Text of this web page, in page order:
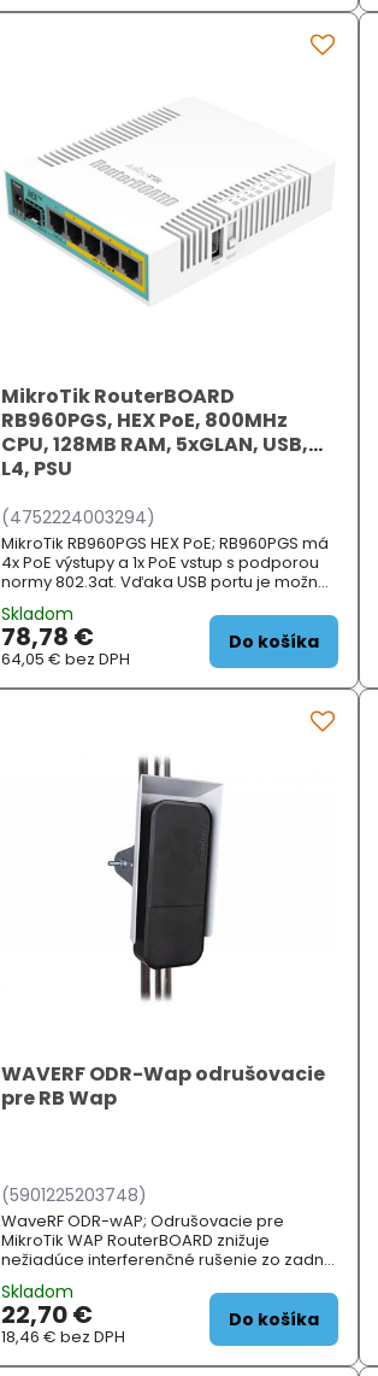
MikroTik RouterBOARD
RB960PGS, HEX PoE, 800MHz
CPU, 128MB RAM, 5xGLAN, USB,
L4, PSU
(4752224003294)
MikroTik RB960PGS HEX PoE; RB960PGS má
4x PoE výstupy a 1x PoE vstup s podporou
normy 802.3at. Vďaka USB portu je možné
zariadenie rozšíriť o externý disk či 3 / 4G
modem. RouterBoard je dodávaný s
licenciou L4. RouterBoard j ...
Skladom
78,78 €
64,05 €bez DPH
Do košíka
WAVERF ODR-Wap odrušovacie
pre RB Wap
(5901225203748)
WaveRF ODR-wAP; Odrušovacie pre
MikroTik WAP RouterBOARD znižuje
nežiadúce interferenčné rušenie zo zadnej
len v žiaduce oblasti. Odrušovacie spolu
so zadným krytom nez ...
Skladom
22,70 €
18,46 €bez DPH
Do košíka